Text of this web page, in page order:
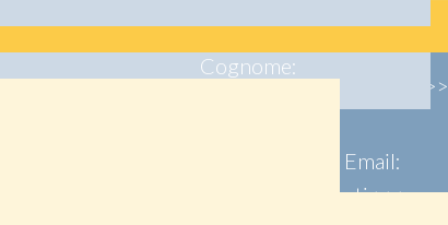
Registrati >>>
Registrati >>>
Cognome:
Email: